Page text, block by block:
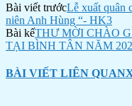
Bài viết trướcLễ xuất quân
niên Anh Hùng “- HK3
Bài kếTHƯ MỜI CHÀO
TẠI BÌNH TÂN NĂM
BÀI VIẾT LIÊN QUAN